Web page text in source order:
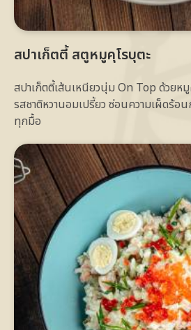
สปาเก็ตตี้ สตูหมูคุโรบุตะ
สปาเก็ตตี้เส้นเหนียวนุ่ม On Top ด้วยห
รสชาติหวานอมเปรี้ยว ซ่อนความเผ็ดร้อ
ทุกมื้อ